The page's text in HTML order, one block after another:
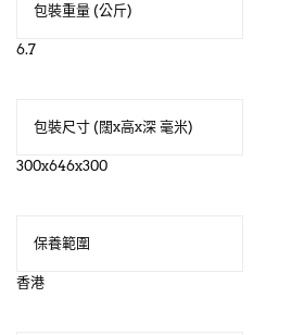
包裝重量 (公斤)
6.7
包裝尺寸 (闊x高x深 毫米)
300x646x300
保養範圍
香港